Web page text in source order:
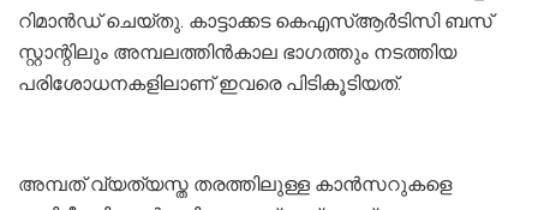
റിമാന്‍ഡ് ചെയ്തു. കാട്ടാക്കട കെഎസ്ആര്‍ടിസി ബസ്
സ്റ്റാന്റിലും അമ്പലത്തിന്‍കാല ഭാഗത്തും നടത്തിയ
പരിശോധനകളിലാണ് ഇവരെ പിടികൂടിയത്.
അമ്പത് വ്യത്യസ്ത തരത്തിലുള്ള കാൻസറുകളെ